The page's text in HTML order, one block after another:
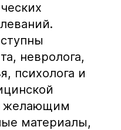
невролога,
психолога и
желающим
материалы,